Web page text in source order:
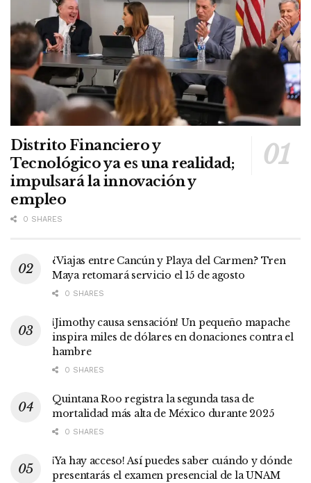
Distrito Financiero y
Tecnológico ya es una realidad;
impulsará la innovación y
empleo
0 SHARES
¿Viajas entre Cancún y Playa del Carmen? Tren
Maya retomará servicio el 15 de agosto
0 SHARES
¡Jimothy causa sensación! Un pequeño mapache
inspira miles de dólares en donaciones contra el
hambre
0 SHARES
Quintana Roo registra la segunda tasa de
mortalidad más alta de México durante 2025
0 SHARES
¡Ya hay acceso! Así puedes saber cuándo y dónde
presentarás el examen presencial de la UNAM